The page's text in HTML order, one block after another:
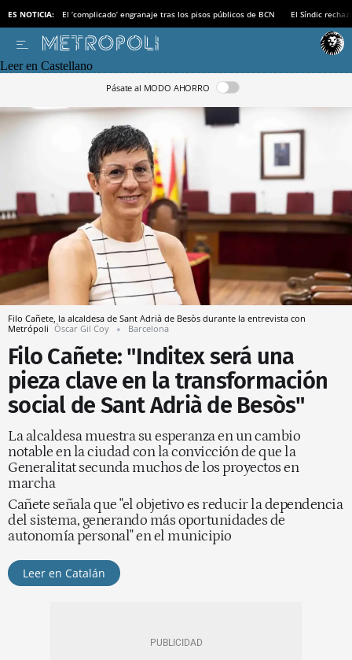
ES NOTICIA: El ‘complicado’ engranaje tras los pisos públicos de BCN El Síndic
Leer en Castellano
Pásate al MODO AHORRO
Filo Cañete, la alcaldesa de Sant Adrià de Besòs durante la entrevista con
Metrópoli Òscar Gil Coy Barcelona
Filo Cañete: "Inditex será una
pieza clave en la transformación
social de Sant Adrià de Besòs"
La alcaldesa muestra su esperanza en un cambio
notable en la ciudad con la convicción de que la
Generalitat secunda muchos de los proyectos en
marcha
Cañete señala que "el objetivo es reducir la dependencia
del sistema, generando más oportunidades de
autonomía personal" en el municipio
Leer en Catalán